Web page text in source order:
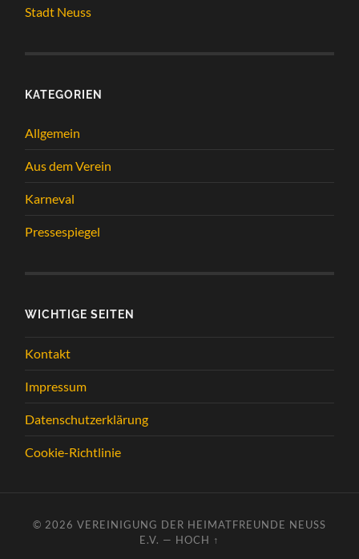
Stadt Neuss
KATEGORIEN
Allgemein
Aus dem Verein
Karneval
Pressespiegel
WICHTIGE SEITEN
Kontakt
Impressum
Datenschutzerklärung
Cookie-Richtlinie
© 2026 VEREINIGUNG DER HEIMATFREUNDE NEUSS
E.V. — HOCH ↑